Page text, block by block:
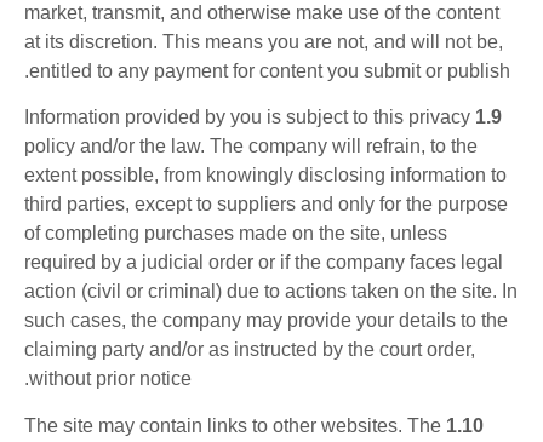
market, transmit, and otherwise make use of the content
at its discretion. This means you are not, and will not be,
entitled to any payment for content you submit or publish.
1.9
Information provided by you is subject to this privacy
policy and/or the law. The company will refrain, to the
extent possible, from knowingly disclosing information to
third parties, except to suppliers and only for the purpose
of completing purchases made on the site, unless
required by a judicial order or if the company faces legal
action (civil or criminal) due to actions taken on the site. In
such cases, the company may provide your details to the
claiming party and/or as instructed by the court order,
without prior notice.
1.10
The site may contain links to other websites. The